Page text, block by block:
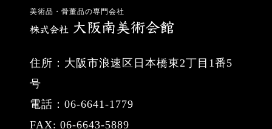
美術品・骨董品の専門会社
住所：大阪市浪速区日本橋東2丁目1番5
号
電話：06-6641-1779
FAX: 06-6643-5889